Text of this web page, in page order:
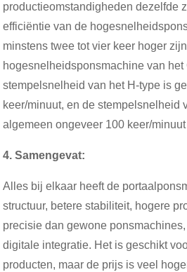
productieomstandigheden dezelfde
efficiëntie van de
minstens twee tot vier keer hoger
hogesnelheidsponsmachine van het
stempelsnelheid van het H-type is
keer/minuut, en de stempelsnelheid
algemeen ongeveer 100 keer/minuut
4. Samengevat:
Alles bij elkaar heeft de
structuur, betere stabiliteit, hogere
precisie dan gewone
digitale integratie. Het is geschikt
producten, maar de prijs is veel